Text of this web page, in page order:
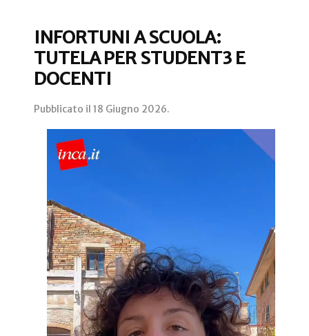
INFORTUNI A SCUOLA:
TUTELA PER STUDENT3 E
DOCENTI
Pubblicato il 18 Giugno 2026.